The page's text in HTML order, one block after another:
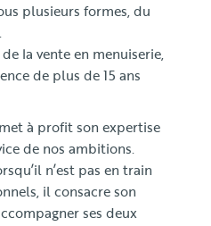
plusieurs formes, du
la vente en menuiserie,
de plus de 15 ans
à profit son expertise
de nos ambitions.
n’est pas en train
il consacre son
ses deux